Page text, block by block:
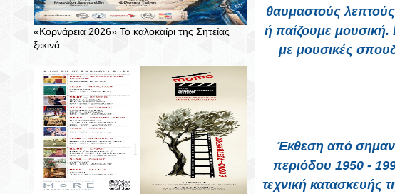
«Κορνάρεια 2026» Το καλοκαίρι της Σητείας
ξεκινά
θαυμαστούς
ή παίζουμε μουσική.
με μουσικές
Έκθεση από
περιόδου 1950 -
τεχνική κατασκευής